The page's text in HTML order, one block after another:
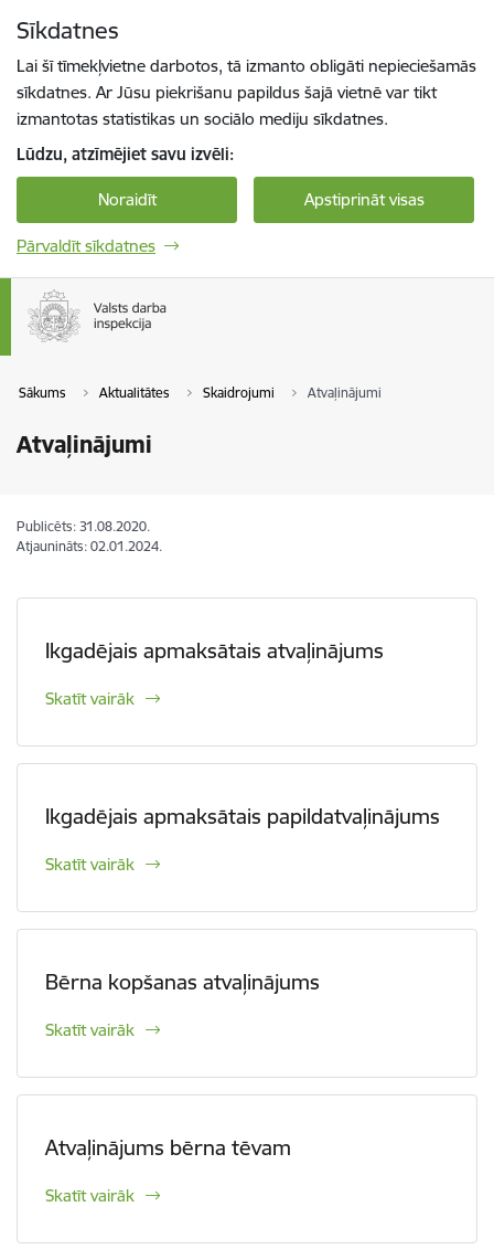
Sīkdatnes
Lai šī tīmekļvietne darbotos, tā izmanto obligāti nepieciešamās
sīkdatnes. Ar Jūsu piekrišanu papildus šajā vietnē var tikt
izmantotas statistikas un sociālo mediju sīkdatnes.
Lūdzu, atzīmējiet savu izvēli:
Noraidīt Apstiprināt visas
Pārvaldīt sīkdatnes
Sākums Aktualitātes Skaidrojumi Atvaļinājumi
Atvaļinājumi
Publicēts: 31.08.2020.
Atjaunināts: 02.01.2024.
Ikgadējais apmaksātais atvaļinājums
Skatīt vairāk
Ikgadējais apmaksātais papildatvaļinājums
Skatīt vairāk
Bērna kopšanas atvaļinājums
Skatīt vairāk
Atvaļinājums bērna tēvam
Skatīt vairāk